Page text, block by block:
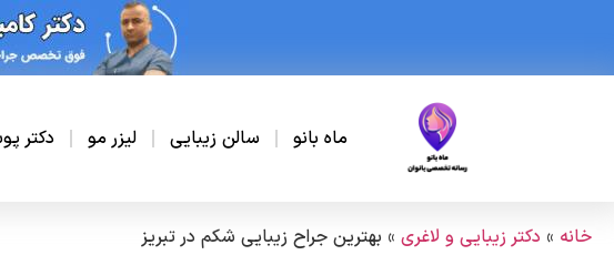
ماه بانو سالن زیبایی لیزر مو دکتر
خانه » دکتر زیبایی و لاغری » بهترین جراح زیبایی شکم در تبریز